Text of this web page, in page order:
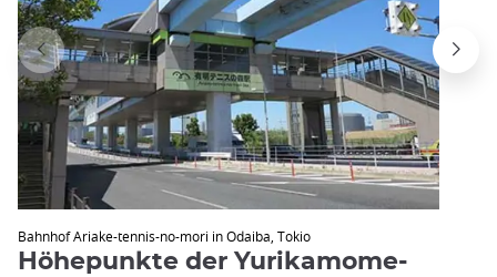
Bahnhof Ariake-tennis-no-mori in Odaiba, Tokio
Höhepunkte der Yurikamome-